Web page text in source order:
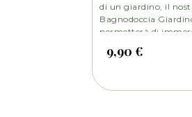
di un giardino, il
Bagnodoccia
permetterà di
sua fragranza
sentire come se fossi
9,90 €